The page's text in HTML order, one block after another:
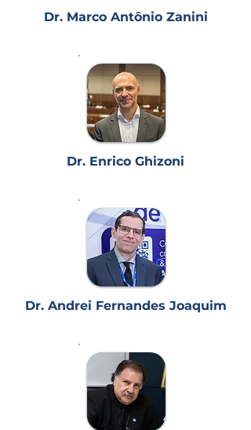
Dr. Marco Antônio Zanini
Dr. Enrico Ghizoni
Dr. Andrei Fernandes Joaquim